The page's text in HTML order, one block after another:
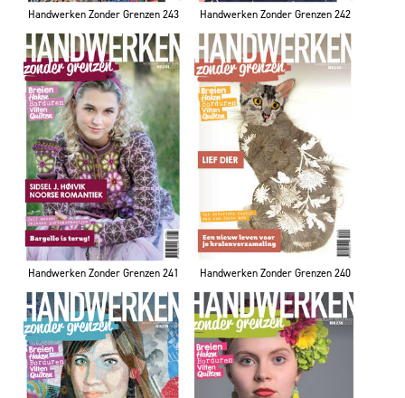
Handwerken Zonder Grenzen 243 Handwerken Zonder Grenzen 242
Handwerken Zonder Grenzen 241 Handwerken Zonder Grenzen 240